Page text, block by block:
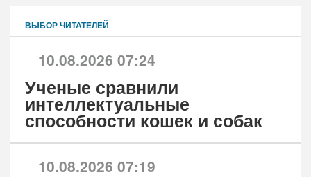
ВЫБОР ЧИТАТЕЛЕЙ
10.08.2026 07:24
Ученые сравнили
интеллектуальные
способности кошек и собак
10.08.2026 07:19